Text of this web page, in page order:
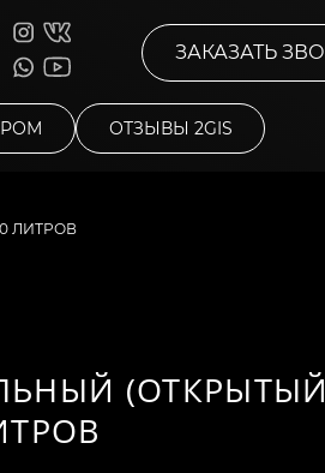
ЗАКАЗАТЬ
ОТЗЫВЫ 2GIS
ЛИТРОВ